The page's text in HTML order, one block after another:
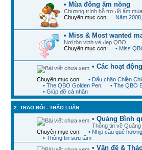
• Mùa đông ấm nồng
Chương trình hỗ trợ đồ ấm
Chuyên mục con:
Năm 2008
• Miss & Most wanted
Nơi tôn vinh vẻ đẹp QBO.
Chuyên mục con:
• Miss
• Các hoạt
Chuyên mục con: • Dấu chân Chiền
• The QBO Golden Pen
• The QBO
• Giúp đỡ cá nhân
2. TRAO ĐỔI - THẢO LUẬN
• Quảng Bình
Thông tin về Quảng
Chuyên mục con:
• Nhịp cầu quê hương
• Thông tin sưu tầm
• Vấn đề &